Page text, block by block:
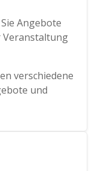
Angebote
Veranstaltung
verschiedene
und